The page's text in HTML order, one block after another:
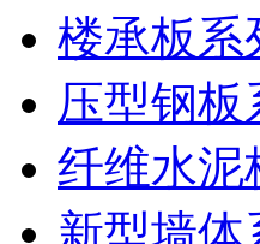
楼承板系
压型钢板
纤维水泥
新型墙体